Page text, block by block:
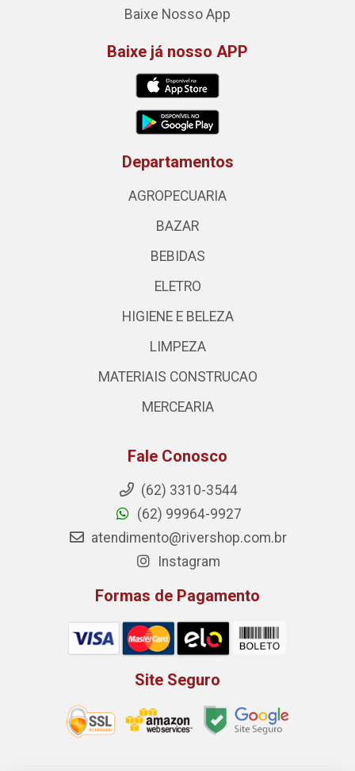
Baixe Nosso App
Baixe já nosso APP
Departamentos
AGROPECUARIA
BAZAR
BEBIDAS
ELETRO
HIGIENE E BELEZA
LIMPEZA
MATERIAIS CONSTRUCAO
MERCEARIA
Fale Conosco
(62) 3310-3544
(62) 99964-9927
atendimento@rivershop.com.br
Instagram
Formas de Pagamento
Site Seguro